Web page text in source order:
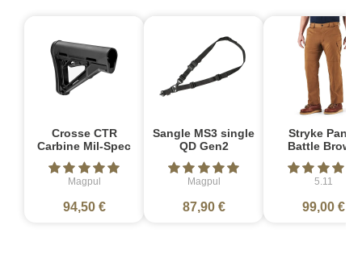
Crosse CTR
Carbine Mil-Spec
Magpul
94,50 €
Sangle MS3 single
QD Gen2
Magpul
87,90 €
Stryke Pant -
Battle Brown
5.11
99,00 €